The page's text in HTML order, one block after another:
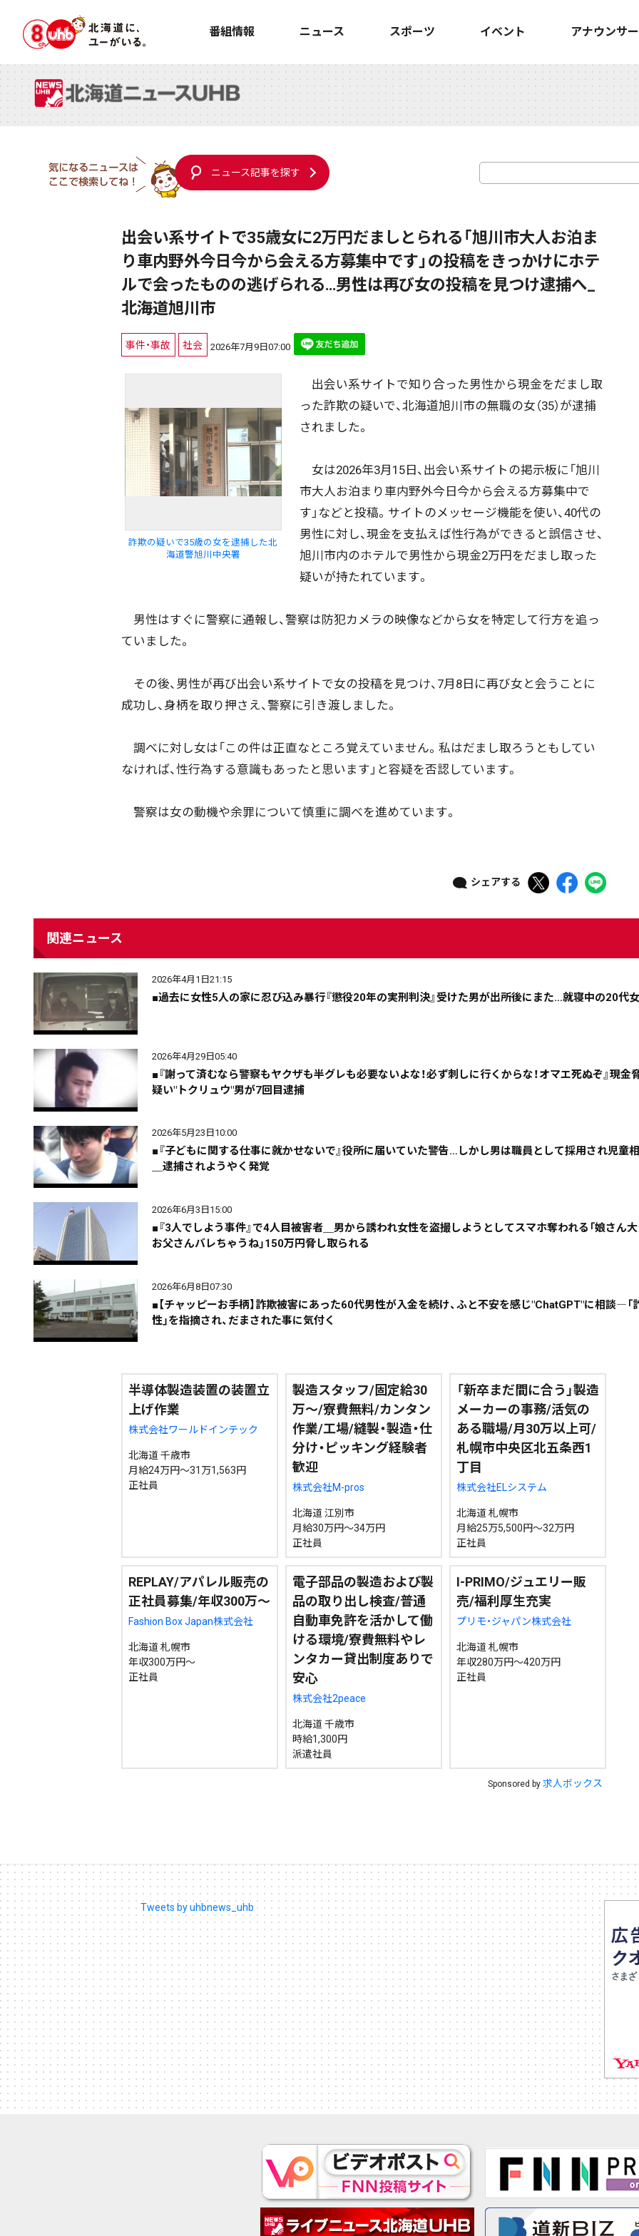
番組情報 ニュース スポーツ イベント アナウンサー
ニュース記事を探す
出会い系サイトで35歳女に2万円だましとられる「旭川市大人お泊ま
り車内野外今日今から会える方募集中です」の投稿をきっかけにホテ
ルで会ったものの逃げられる…男性は再び女の投稿を見つけ逮捕へ_
北海道旭川市
事件・事故 社会 2026年7月9日07:00
詐欺の疑いで35歳の女を逮捕した北
海道警旭川中央署
出会い系サイトで知り合った男性から現金をだまし取
った詐欺の疑いで、北海道旭川市の無職の女（35）が逮捕
されました。
女は2026年3月15日、出会い系サイトの掲示板に「旭川
市大人お泊まり車内野外今日今から会える方募集中で
す」などと投稿。サイトのメッセージ機能を使い、40代の
男性に対し、現金を支払えば性行為ができると誤信させ、
旭川市内のホテルで男性から現金2万円をだまし取った
疑いが持たれています。
男性はすぐに警察に通報し、警察は防犯カメラの映像などから女を特定して行方を追っ
ていました。
その後、男性が再び出会い系サイトで女の投稿を見つけ、7月8日に再び女と会うことに
成功し、身柄を取り押さえ、警察に引き渡しました。
調べに対し女は「この件は正直なところ覚えていません。私はだまし取ろうともしてい
なければ、性行為する意識もあったと思います」と容疑を否認しています。
警察は女の動機や余罪について慎重に調べを進めています。
シェアする
関連ニュース
2026年4月1日21:15
■過去に女性5人の家に忍び込み暴行『懲役20年の実刑判決』受けた男が出所後にまた…就寝中の20代
2026年4月29日05:40
■『謝って済むなら警察もヤクザも半グレも必要ないよな！必ず刺しに行くからな！オマエ死ぬぞ』現金
疑い"トクリュウ"男が7回目逮捕
2026年5月23日10:00
■『子どもに関する仕事に就かせないで』役所に届いていた警告…しかし男は職員として採用され児童
＿逮捕されようやく発覚
2026年6月3日15:00
■『3人でしよう事件』で4人目被害者＿男から誘われ女性を盗撮しようとしてスマホ奪われる「娘さん大
お父さんバレちゃうね」150万円脅し取られる
2026年6月8日07:30
■【チャッピーお手柄】詐欺被害にあった60代男性が入金を続け、ふと不安を感じ"ChatGPT"に相談―「
性」を指摘され、だまされた事に気付く
半導体製造装置の装置立
上げ作業
株式会社ワールドインテック
北海道 千歳市
月給24万円～31万1,563円
正社員
製造スタッフ/固定給30
万～/寮費無料/カンタン
作業/工場/縫製・製造・仕
分け・ピッキング経験者
歓迎
株式会社M-pros
北海道 江別市
月給30万円～34万円
正社員
「新卒まだ間に合う」製造
メーカーの事務/活気の
ある職場/月30万以上可/
札幌市中央区北五条西1
丁目
株式会社ELシステム
北海道 札幌市
月給25万5,500円～32万円
正社員
REPLAY/アパレル販売の
正社員募集/年収300万～
Fashion Box Japan株式会社
北海道 札幌市
年収300万円～
正社員
電子部品の製造および製
品の取り出し検査/普通
自動車免許を活かして働
ける環境/寮費無料やレ
ンタカー貸出制度ありで
安心
株式会社2peace
北海道 千歳市
時給1,300円
派遣社員
I-PRIMO/ジュエリー販
売/福利厚生充実
プリモ・ジャパン株式会社
北海道 札幌市
年収280万円～420万円
正社員
Sponsored by 求人ボックス
Tweets by uhbnews_uhb
配信日 きのう 08月07日
カテゴリ 事件・事故 社会 政治 道内経済 くらし・医療 エンタメ・スポーツ
エリア 道北
期間を絞る
カテゴリで絞る 地域で絞る キーワードで絞
検索